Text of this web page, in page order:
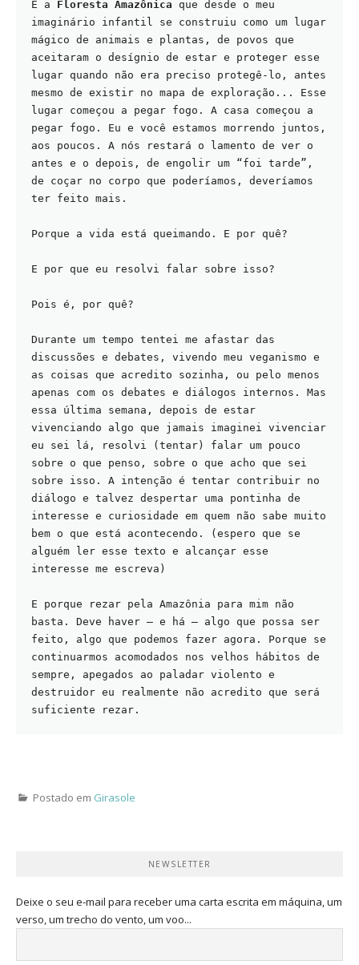
E a Floresta Amazônica que desde o meu
imaginário infantil se construiu como um lugar
mágico de animais e plantas, de povos que
aceitaram o desígnio de estar e proteger esse
lugar quando não era preciso protegê-lo, antes
mesmo de existir no mapa de exploração... Esse
lugar começou a pegar fogo. A casa começou a
pegar fogo. Eu e você estamos morrendo juntos,
aos poucos. A nós restará o lamento de ver o
antes e o depois, de engolir um “foi tarde”,
de coçar no corpo que poderíamos, deveríamos
ter feito mais.
Porque a vida está queimando. E por quê?
E por que eu resolvi falar sobre isso?
Pois é, por quê?
Durante um tempo tentei me afastar das
discussões e debates, vivendo meu veganismo e
as coisas que acredito sozinha, ou pelo menos
apenas com os debates e diálogos internos. Mas
essa última semana, depois de estar
vivenciando algo que jamais imaginei vivenciar
eu sei lá, resolvi (tentar) falar um pouco
sobre o que penso, sobre o que acho que sei
sobre isso. A intenção é tentar contribuir no
diálogo e talvez despertar uma pontinha de
interesse e curiosidade em quem não sabe muito
bem o que está acontecendo. (espero que se
alguém ler esse texto e alcançar esse
interesse me escreva)
E porque rezar pela Amazônia para mim não
basta. Deve haver – e há – algo que possa ser
feito, algo que podemos fazer agora. Porque se
continuarmos acomodados nos velhos hábitos de
sempre, apegados ao paladar violento e
destruidor eu realmente não acredito que será
suficiente rezar.
Postado em Girasole
NEWSLETTER
Deixe o seu e-mail para receber uma carta escrita em máquina, um
verso, um trecho do vento, um voo...